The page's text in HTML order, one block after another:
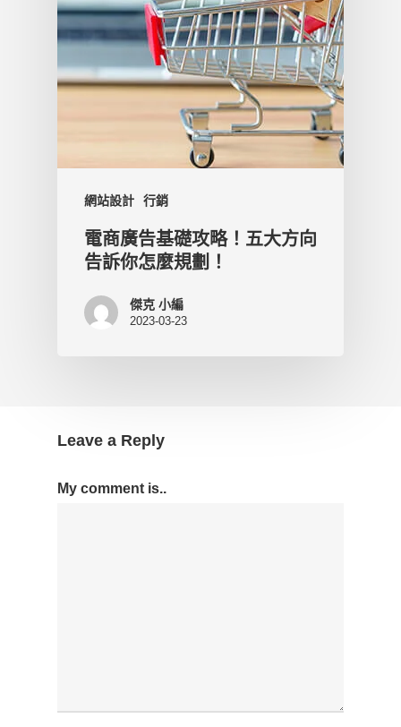
網站設計 行銷
電商廣告基礎攻略！五大方向
告訴你怎麼規劃！
傑克 小編
2023-03-23
Leave a Reply
My comment is..